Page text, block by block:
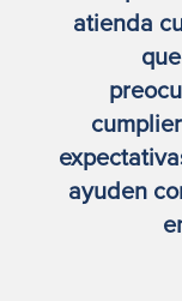
atienda
ayuden